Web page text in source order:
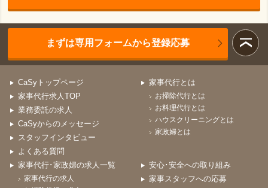
まずは専用フォームから登録応募
CaSyトップページ
家事代行求人TOP
業務委託の求人
CaSyからのメッセージ
スタッフインタビュー
よくある質問
家事代行とは
お掃除代行とは
お料理代行とは
ハウスクリーニングとは
家政婦とは
家事代行･家政婦の求人一覧
家事代行の求人
安心･安全への取り組み
家事スタッフへの応募